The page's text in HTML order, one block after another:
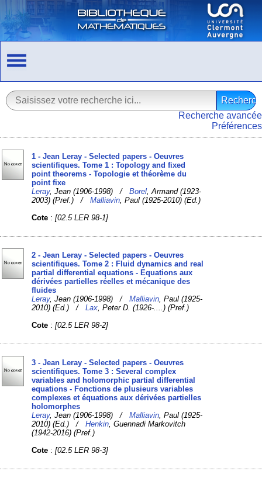
Recherche avancée
Préférences
1 - Jean Leray - Selected papers - Oeuvres
scientifiques. Tome 1 : Topology and fixed
point theorems - Topologie et théorème du
point fixe
Leray, Jean (1906-1998) /Borel , Armand (1923-
2003) (Pref.) /Malliavin , Paul (1925-2010) (Ed.)
Cote :[02.5 LER 98-1]
2 - Jean Leray - Selected papers - Oeuvres
scientifiques. Tome 2 : Fluid dynamics and real
partial differential equations - Equations aux
dérivées partielles réelles et mécanique des
fluides
Leray, Jean (1906-1998) /Malliavin , Paul (1925-
2010) (Ed.) /Lax , Peter D. (1926-....) (Pref.)
Cote :[02.5 LER 98-2]
3 - Jean Leray - Selected papers - Oeuvres
scientifiques. Tome 3 : Several complex
variables and holomorphic partial differential
equations - Fonctions de plusieurs variables
complexes et équations aux dérivées partielles
holomorphes
Leray, Jean (1906-1998) /Malliavin , Paul (1925-
2010) (Ed.) /Henkin , Guennadi Markovitch
(1942-2016) (Pref.)
Cote :[02.5 LER 98-3]